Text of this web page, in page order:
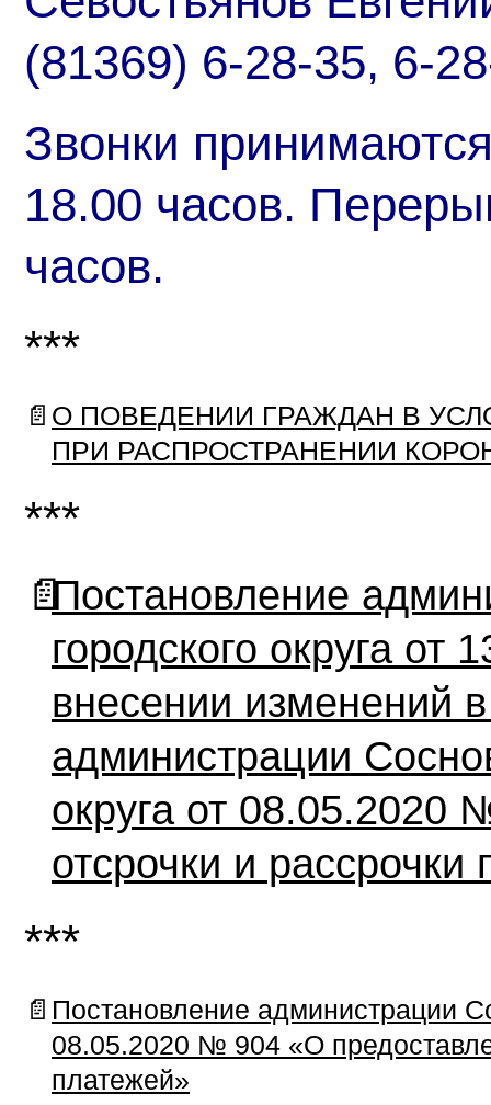
(81369) 6-28-35, 6-
Звонки
18.00 часов.
часов.
***
📄 О ПОВЕДЕНИИ ГРАЖДАН В
ПРИ РАСПРОСТРАНЕНИИ
***
📄Постановление
городского округа
внесении изменений
администрации
округа от 08.05.2020
отсрочки и
***
📄 Постановление администрации
08.05.2020 № 904 «О
платежей»